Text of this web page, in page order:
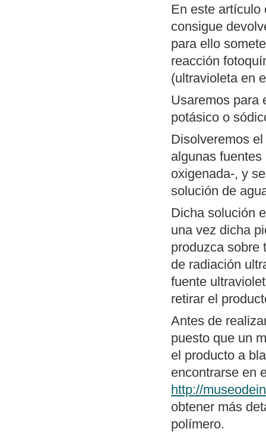
utilidad es la
compilación
operativos, a
posibles
OpenMSX
Linux de
selectores de
plataformas
existen esos
Publicamos
(TSR)
monitor de
inversión del
que han
DOS y un
Publicamosun
SciTE (Linux/
ZXSpectrum.
herramientas
desarrollar
Actualización
MP3". Incluye
forma
Nueva
En este artículo
consigue
para ello
reacción
(ultravioleta en
Usaremos para
potásico o
Disolveremos
algunas
oxigenada-, y
solución de
Dicha solución
una vez dicha
produzca sobre
de radiación
fuente
retirar el
Antes de
puesto que un
el producto a
encontrarse en
http://
obtener más
polímero.